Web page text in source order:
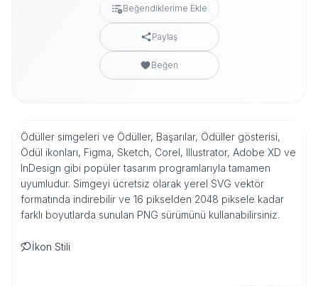
Beğendiklerime Ekle
Paylaş
Beğen
Ödüller simgeleri ve Ödüller, Başarılar, Ödüller gösterisi,
Ödül ikonları, Figma, Sketch, Corel, Illustrator, Adobe XD ve
InDesign gibi popüler tasarım programlarıyla tamamen
uyumludur. Simgeyi ücretsiz olarak yerel SVG vektör
formatında indirebilir ve 16 pikselden 2048 piksele kadar
farklı boyutlarda sunulan PNG sürümünü kullanabilirsiniz.
İkon Stili